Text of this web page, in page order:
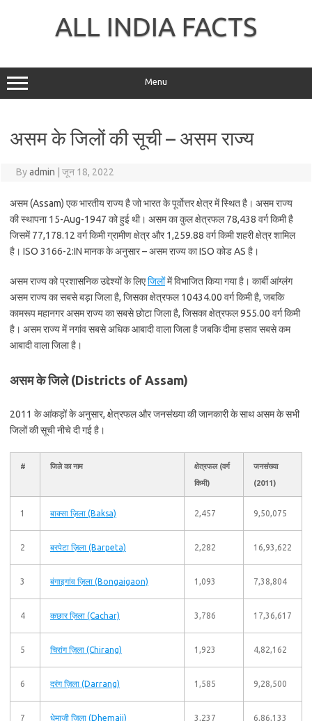
ALL INDIA FACTS
Menu
असम के जिलों की सूची – असम राज्य
Byadmin जून 18, 2022
असम (Assam) एक भारतीय राज्य है जो भारत के पूर्वोत्तर क्षेत्र में स्थित है। असम राज्य
की स्थापना 15-Aug-1947 को हुई थी। असम का कुल क्षेत्रफल 78,438 वर्ग किमी है
जिसमें 77,178.12 वर्ग किमी ग्रामीण क्षेत्र और 1,259.88 वर्ग किमी शहरी क्षेत्र शामिल
है। ISO 3166-2:IN मानक के अनुसार – असम राज्य का ISO कोड AS है।
असम राज्य को प्रशासनिक उद्देश्यों के लिएजिलोंमें विभाजित किया गया है। कार्बी आंग्लंग
असम राज्य का सबसे बड़ा जिला है, जिसका क्षेत्रफल 10434.00 वर्ग किमी है, जबकि
कामरूप महानगर असम राज्य का सबसे छोटा जिला है, जिसका क्षेत्रफल 955.00 वर्ग किमी
है। असम राज्य में नगांव सबसे अधिक आबादी वाला जिला है जबकि दीमा हसाव सबसे कम
आबादी वाला जिला है।
असम के जिले (Districts of Assam)
2011 के आंकड़ों के अनुसार, क्षेत्रफल और जनसंख्या की जानकारी के साथ असम के सभी
जिलों की सूची नीचे दी गई है।
# जिले का नाम
क्षेत्रफल (वर्ग
किमी)
जनसंख्या
(2011)
1 बाक्सा ज़िला (Baksa) 2,457 9,50,075
2 बरपेटा ज़िला (Barpeta) 2,282 16,93,622
3 बंगाइगांव ज़िला (Bongaigaon) 1,093 7,38,804
4 कछार ज़िला (Cachar) 3,786 17,36,617
5 चिरांग ज़िला (Chirang) 1,923 4,82,162
6 दरंग ज़िला (Darrang) 1,585 9,28,500
7 धेमाजी ज़िला (Dhemaji) 3,237 6,86,133